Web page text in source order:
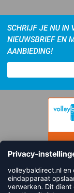
SCHRIJF JE NU IN
NIEUWSBRIEF EN
AANBIEDING!